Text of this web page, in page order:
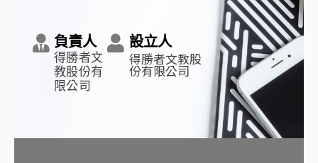
負責人
得勝者文
教股份有
限公司
設立人
得勝者文教股
份有限公司